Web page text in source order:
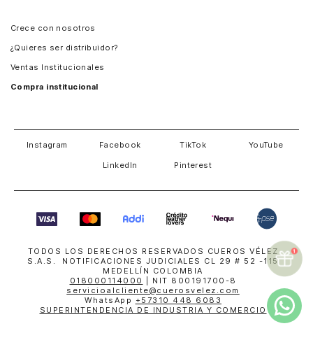
Crece con nosotros
¿Quieres ser distribuidor?
Ventas Institucionales
Compra institucional
Instagram Facebook TikTok YouTube
LinkedIn Pinterest
TODOS LOS DERECHOS RESERVADOS CUEROS VÉLEZ
S.A.S. NOTIFICACIONES JUDICIALES CL 29 # 52 -115
MEDELLÍN COLOMBIA
018000114000
| NIT 800191700-8
servicioalcliente@cuerosvelez.com
WhatsApp +57310 448 6083
SUPERINTENDENCIA DE INDUSTRIA Y COMERCIO